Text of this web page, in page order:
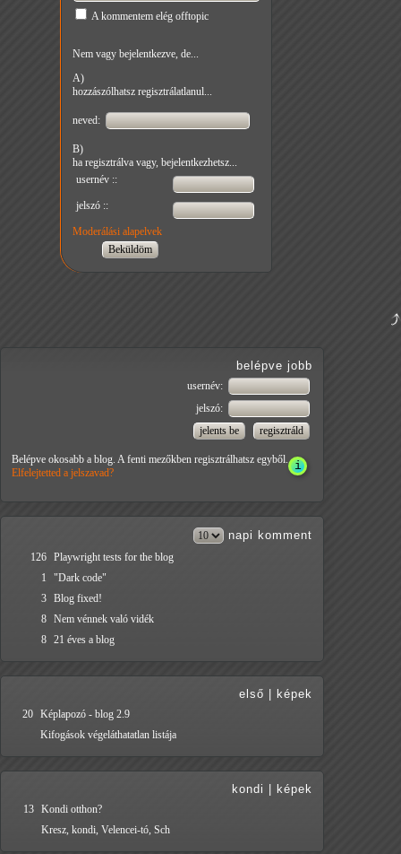
A kommentem elég offtopic
Nem vagy bejelentkezve, de...
A)
hozzászólhatsz regisztrálatlanul...
neved:
B)
ha regisztrálva vagy, bejelentkezhetsz...
usernév ::
jelszó ::
Moderálási alapelvek
belépve jobb
usernév:
jelszó:
Belépve okosabb a blog. A fenti mezőkben regisztrálhatsz egyből.
Elfelejtetted a jelszavad?
napi komment
126 Playwright tests for the blog
1
"Dark code"
3 Blog fixed!
8 Nem vénnek való vidék
8 21 éves a blog
első képek
20 Képlapozó - blog 2.9
Kifogások végeláthatatlan listája
kondi képek
13 Kondi otthon?
Kresz, kondi, Velencei-tó, Sch